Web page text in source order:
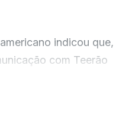
Transavia -
indicou que,
com Teerão